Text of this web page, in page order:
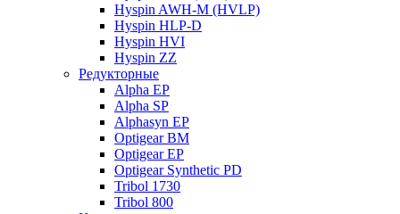
Hyspin AWH-M (HVLP)
Hyspin HLP-D
Hyspin HVI
Hyspin ZZ
Редукторные
Alpha EP
Alpha SP
Alphasyn EP
Optigear BM
Optigear EP
Optigear Synthetic PD
Tribol 1730
Tribol 800